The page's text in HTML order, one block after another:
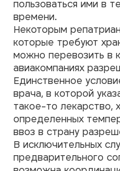
пользоваться ими в
времени.
Некоторым
которые требуют
можно перевозить в
авиакомпаниях
Единственное
врача, в которой
такое-то лекарство,
определенных
ввоз в страну
В исключительных
предварительного